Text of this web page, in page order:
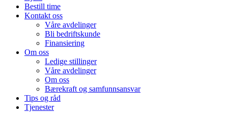
Bestill time
Kontakt oss
Våre avdelinger
Bli bedriftskunde
Finansiering
Om oss
Ledige stillinger
Våre avdelinger
Om oss
Bærekraft og samfunnsansvar
Tips og råd
Tjenester